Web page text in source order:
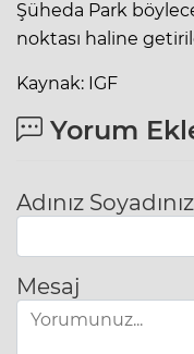
Şüheda Park
noktası haline
Kaynak: IGF
Yorum
Adınız Soyadınız
Mesaj